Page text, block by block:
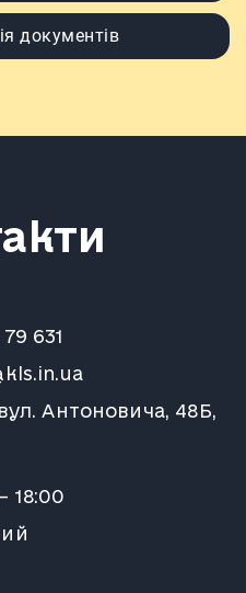
документів
631
Антоновича, 48Б,
18:00